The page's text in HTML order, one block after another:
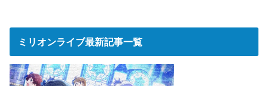
ミリオンライブ最新記事一覧